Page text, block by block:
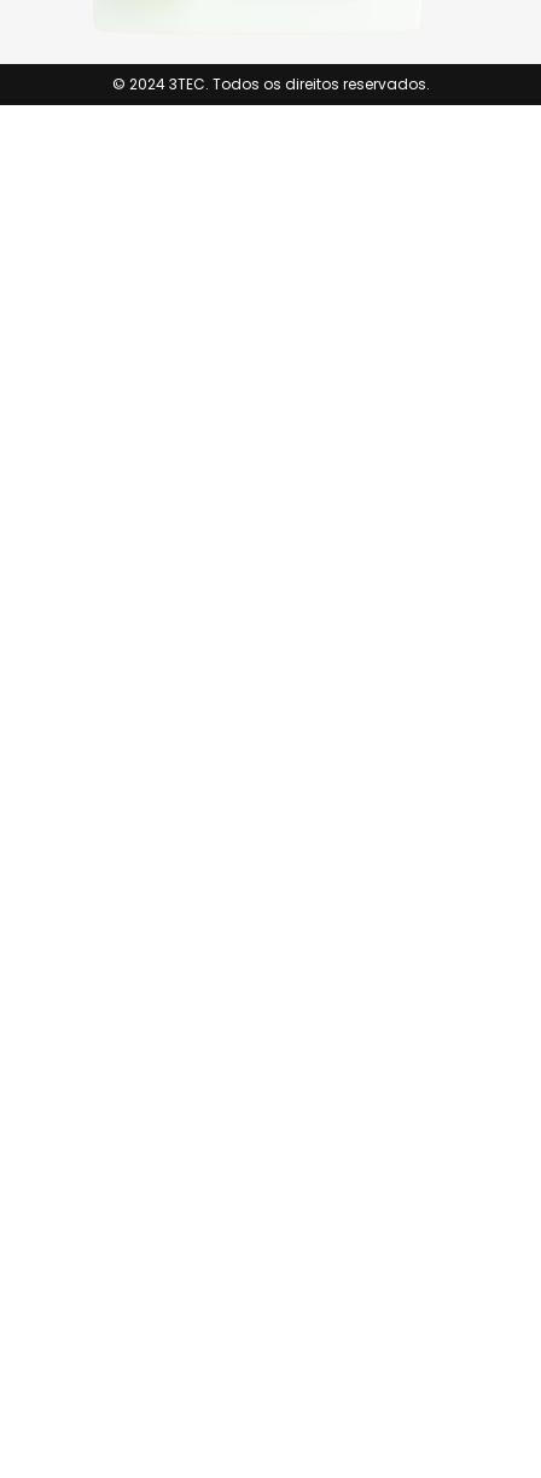
© 2024 3TEC. Todos os direitos reservados.